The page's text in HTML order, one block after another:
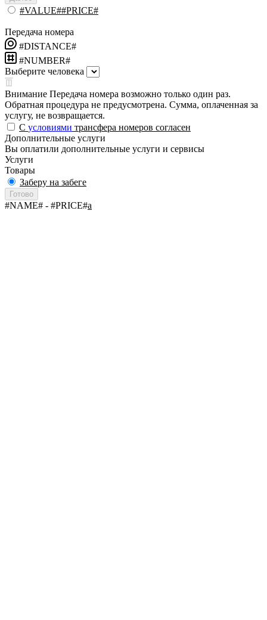
#VALUE##PRICE#
Передача номера
#DISTANCE#
#NUMBER#
Выберите человека
Внимание Передача номера возможно только один раз.
Обратная процедура не предусмотрена. Сумма, оплаченная за
услугу, не возвращается.
С условиями трансфера номеров согласен
Дополнительные услуги
Вы оплатили дополнительные услуги и сервисы
Услуги
Товары
Заберу на забеге
Готово
#NAME# - #PRICE#a